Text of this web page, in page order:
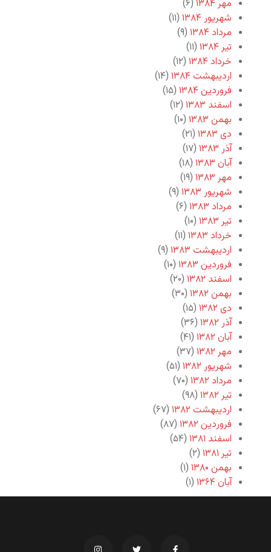
مهر ۱۳۸۴
(۶)
شهریور ۱۳۸۴
(۱۱)
مرداد ۱۳۸۴
(۹)
تیر ۱۳۸۴
(۱۱)
خرداد ۱۳۸۴
(۱۲)
اردیبهشت ۱۳۸۴
(۱۴)
فروردین ۱۳۸۴
(۱۵)
اسفند ۱۳۸۳
(۱۲)
بهمن ۱۳۸۳
(۱۰)
دی ۱۳۸۳
(۲۱)
آذر ۱۳۸۳
(۱۷)
آبان ۱۳۸۳
(۱۸)
مهر ۱۳۸۳
(۱۹)
شهریور ۱۳۸۳
(۹)
مرداد ۱۳۸۳
(۶)
تیر ۱۳۸۳
(۱۰)
خرداد ۱۳۸۳
(۱۱)
اردیبهشت ۱۳۸۳
(۹)
فروردین ۱۳۸۳
(۱۰)
اسفند ۱۳۸۲
(۲۰)
بهمن ۱۳۸۲
(۳۰)
دی ۱۳۸۲
(۱۵)
آذر ۱۳۸۲
(۳۶)
آبان ۱۳۸۲
(۴۱)
مهر ۱۳۸۲
(۳۷)
شهریور ۱۳۸۲
(۵۱)
مرداد ۱۳۸۲
(۷۰)
تیر ۱۳۸۲
(۹۸)
اردیبهشت ۱۳۸۲
(۶۷)
فروردین ۱۳۸۲
(۸۷)
اسفند ۱۳۸۱
(۵۴)
تیر ۱۳۸۱
(۲)
بهمن ۱۳۸۰
(۱)
آبان ۱۳۶۴
(۱)